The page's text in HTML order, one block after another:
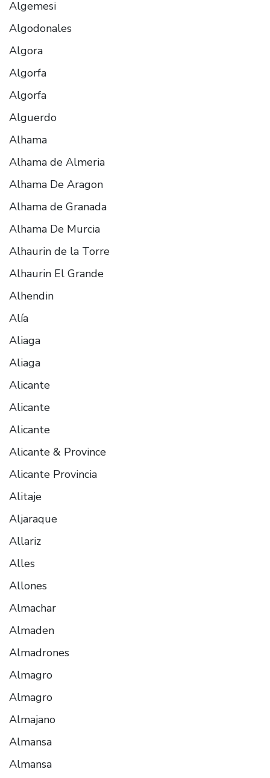
Algemesi
Algodonales
Algora
Algorfa
Algorfa
Alguerdo
Alhama
Alhama de Almeria
Alhama De Aragon
Alhama de Granada
Alhama De Murcia
Alhaurin de la Torre
Alhaurin El Grande
Alhendin
Alía
Aliaga
Aliaga
Alicante
Alicante
Alicante
Alicante & Province
Alicante Provincia
Alitaje
Aljaraque
Allariz
Alles
Allones
Almachar
Almaden
Almadrones
Almagro
Almagro
Almajano
Almansa
Almansa